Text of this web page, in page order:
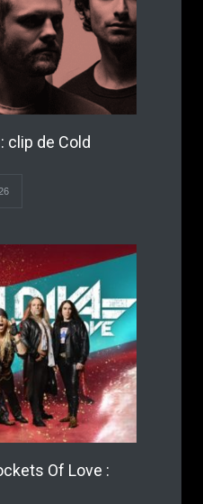
clip de Cold
Of Love :